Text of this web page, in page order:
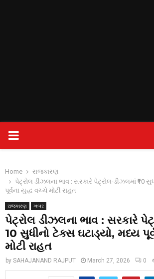
PRIMARY
Home
રાજકારણ
પેટ્રોલ ડીઝલના ભાવ : સરકારે પેટ્રોલ-ડીઝલમાં ₹10
પૂર્વના યુદ્ધ વચ્ચે મોટી રાહત
રાજકારણ ખબર
પેટ્રોલ ડીઝલના ભાવ : સરકારે
₹10 સુધીનો ટેક્સ ઘટાડ્યો, મધ્ય
મોટી રાહત
by SAHAJANAND RAJPUT March 27, 2026 0